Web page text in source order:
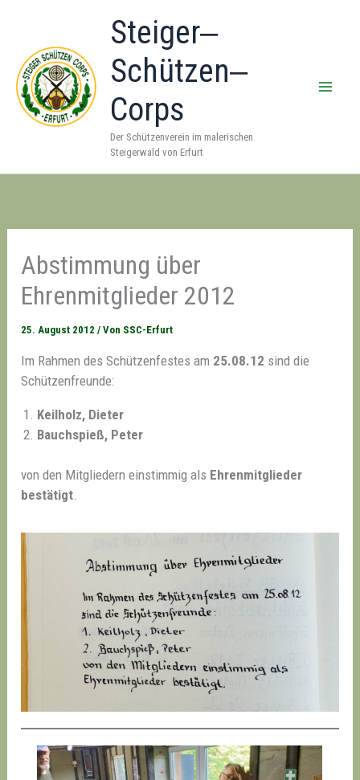
springen
Steiger‒
Schützen‒
Corps
Der Schützenverein im malerischen
Steigerwald von Erfurt
Abstimmung über
Ehrenmitglieder 2012
25. August 2012/ Von SSC-Erfurt
Im Rahmen des Schützenfestes am 25.08.12 sind die
Schützenfreunde:
Keilholz, Dieter
Bauchspieß, Peter
von den Mitgliedern einstimmig als Ehrenmitglieder
bestätigt.